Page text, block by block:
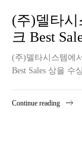
(주)델타시
크 Best
(주)델타시스템에
Best Sales 상을 수
Continue reading